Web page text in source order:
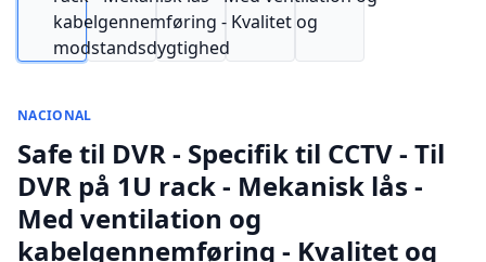
NACIONAL
Safe til DVR - Specifik til CCTV - Til
DVR på 1U rack - Mekanisk lås -
Med ventilation og
kabelgennemføring - Kvalitet og